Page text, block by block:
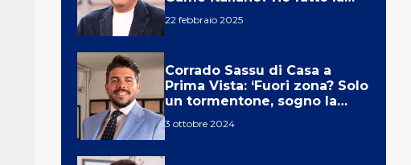
22 febbraio 2025
Corrado Sassu di Casa a
Prima Vista: ‘Fuori zona? Solo
un tormentone, sogno la
3 ottobre 2024